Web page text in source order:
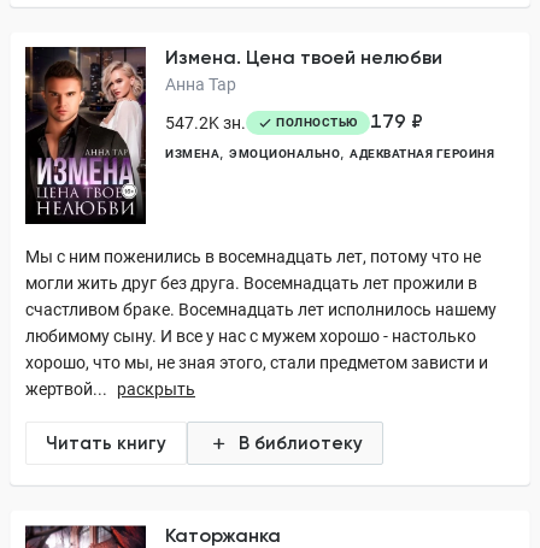
Измена. Цена твоей нелюбви
Анна Тар
547.2K зн.
ПОЛНОСТЬЮ 179 ₽
ИЗМЕНА ЭМОЦИОНАЛЬНО АДЕКВАТНАЯ ГЕРОИНЯ
Мы с ним поженились в восемнадцать лет, потому что не
могли жить друг без друга. Восемнадцать лет прожили в
счастливом браке. Восемнадцать лет исполнилось нашему
любимому сыну. И все у нас с мужем хорошо - настолько
хорошо, что мы, не зная этого, стали предметом зависти и
жертвой...
раскрыть
Читать книгу В библиотеку
Каторжанка